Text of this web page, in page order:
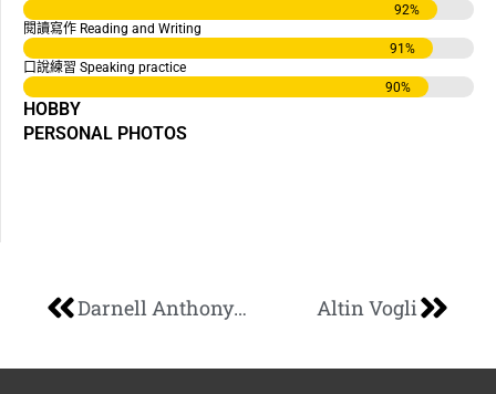
92%
閱讀寫作 Reading and Writing
91%
口說練習 Speaking practice
90%
HOBBY
PERSONAL PHOTOS
Darnell Anthony Massey Altin Vogli